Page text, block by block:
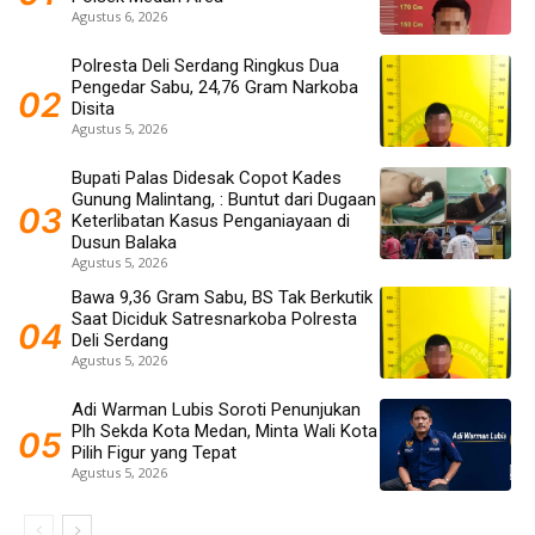
Agustus 6, 2026
Polresta Deli Serdang Ringkus Dua
Pengedar Sabu, 24,76 Gram Narkoba
Disita
Agustus 5, 2026
Bupati Palas Didesak Copot Kades
Gunung Malintang, : Buntut dari Dugaan
Keterlibatan Kasus Penganiayaan di
Dusun Balaka
Agustus 5, 2026
Bawa 9,36 Gram Sabu, BS Tak Berkutik
Saat Diciduk Satresnarkoba Polresta
Deli Serdang
Agustus 5, 2026
Adi Warman Lubis Soroti Penunjukan
Plh Sekda Kota Medan, Minta Wali Kota
Pilih Figur yang Tepat
Agustus 5, 2026